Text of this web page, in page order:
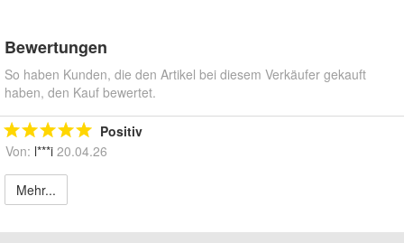
Bewertungen
So haben Kunden, die den Artikel bei diesem Verkäufer gekauft
haben, den Kauf bewertet.
Positiv
Von: l***i 20.04.26
Mehr...